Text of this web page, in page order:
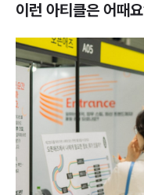
이런 아티클은 어때